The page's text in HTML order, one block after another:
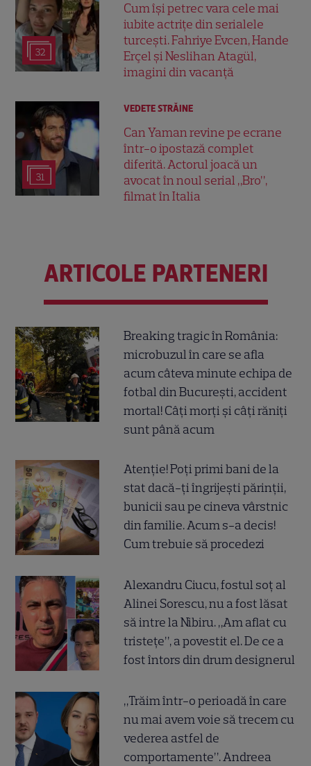
32
Cum își petrec vara cele mai
iubite actrițe din serialele
turcești. Fahriye Evcen, Hande
Erçel și Neslihan Atagül,
imagini din vacanță
31
VEDETE STRĂINE
Can Yaman revine pe ecrane
într-o ipostază complet
diferită. Actorul joacă un
avocat în noul serial „Bro”,
filmat în Italia
ARTICOLE PARTENERI
Breaking tragic în România:
microbuzul în care se afla
acum câteva minute echipa de
fotbal din București, accident
mortal! Câți morți și câți răniți
sunt până acum
Atenție! Poți primi bani de la
stat dacă-ți îngrijești părinții,
bunicii sau pe cineva vârstnic
din familie. Acum s-a decis!
Cum trebuie să procedezi
Alexandru Ciucu, fostul soț al
Alinei Sorescu, nu a fost lăsat
să intre la Nibiru. „Am aflat cu
tristețe”, a povestit el. De ce a
fost întors din drum designerul
„Trăim într-o perioadă în care
nu mai avem voie să trecem cu
vederea astfel de
comportamente”. Andreea